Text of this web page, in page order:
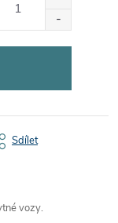
Sdílet
vozy.